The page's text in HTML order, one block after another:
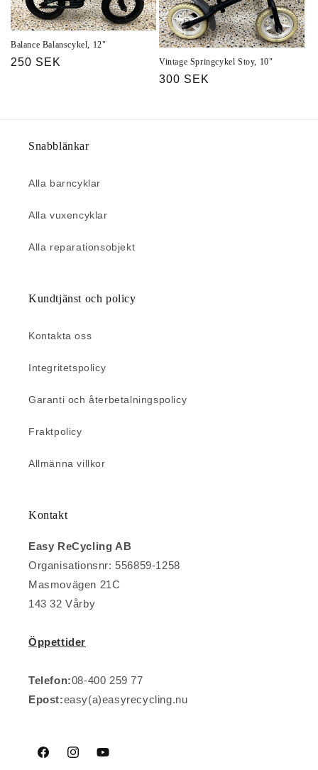
Balance Balanscykel, 12"
Ordinarie
250 SEK Vintage Springcykel Stoy, 10"
Ordinarie
300 SEK
Snabblänkar
Alla barncyklar
Alla vuxencyklar
Alla reparationsobjekt
Kundtjänst och policy
Kontakta oss
Integritetspolicy
Garanti och återbetalningspolicy
Fraktpolicy
Allmänna villkor
Kontakt
Easy ReCycling AB
Organisationsnr: 556859-1258
Masmovägen 21C
143 32 Vårby
Öppettider
Telefon:08-400 259 77
Epost:easy(a)easyrecycling.nu
FacebookInstagramYouTube